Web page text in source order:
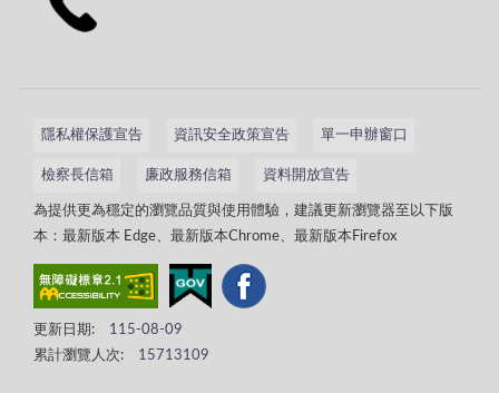
隱私權保護宣告 資訊安全政策宣告 單一申辦窗口
檢察長信箱 廉政服務信箱 資料開放宣告
為提供更為穩定的瀏覽品質與使用體驗，建議更新瀏覽器至以下版
本：最新版本 Edge、最新版本Chrome、最新版本Firefox
更新日期:
115-08-09
累計瀏覽人次:
15713109